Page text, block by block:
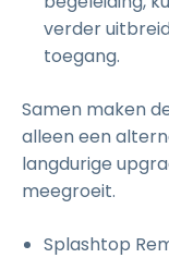
verder
toegang.
Samen maken
alleen een
langdurige
meegroeit.
Splashtop